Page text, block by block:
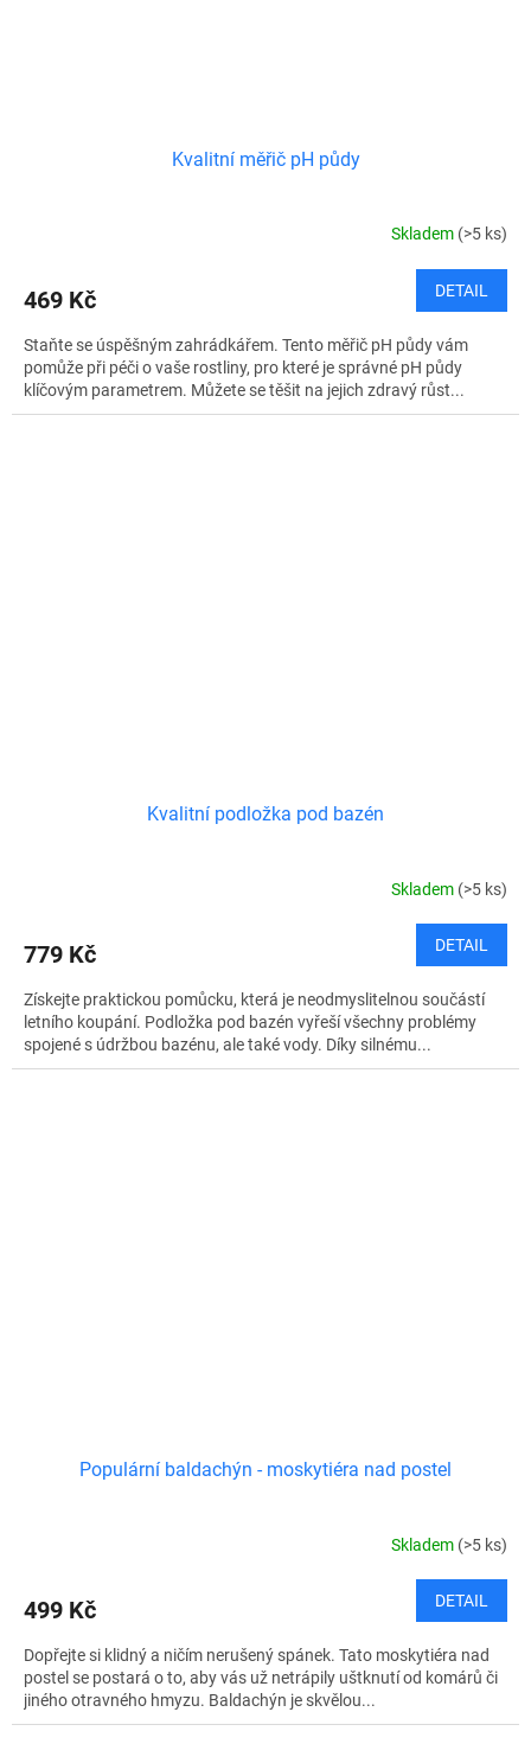
Kvalitní měřič pH půdy
Skladem (>5 ks)
469 Kč DETAIL
Staňte se úspěšným zahrádkářem. Tento měřič pH půdy vám
pomůže při péči o vaše rostliny, pro které je správné pH půdy
klíčovým parametrem. Můžete se těšit na jejich zdravý růst...
Kvalitní podložka pod bazén
Skladem (>5 ks)
779 Kč DETAIL
Získejte praktickou pomůcku, která je neodmyslitelnou součástí
letního koupání. Podložka pod bazén vyřeší všechny problémy
spojené s údržbou bazénu, ale také vody. Díky silnému...
Populární baldachýn - moskytiéra nad postel
Skladem (>5 ks)
499 Kč DETAIL
Dopřejte si klidný a ničím nerušený spánek. Tato moskytiéra nad
postel se postará o to, aby vás už netrápily uštknutí od komárů či
jiného otravného hmyzu. Baldachýn je skvělou...